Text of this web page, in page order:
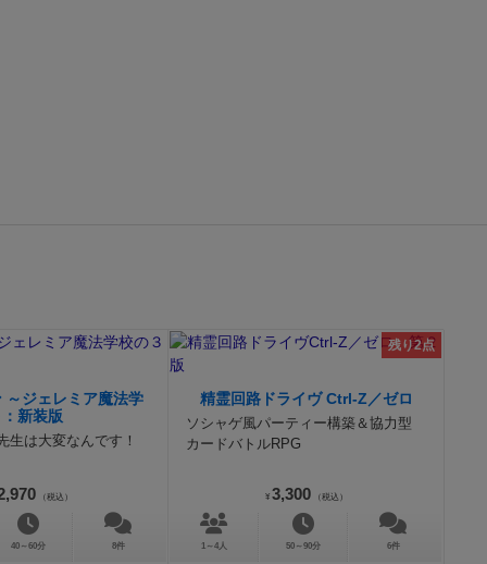
～ジェレミア魔法学
新装版
生は大変なんです！
（税込）
40～60分 8件
残り2点
精霊回路ドライヴ Ctrl-Z／ゼロ
ソシャゲ風パーティー構築＆協力型
カードバトルRPG
¥ 3,300 （税込）
1～4人 50～90分 6件